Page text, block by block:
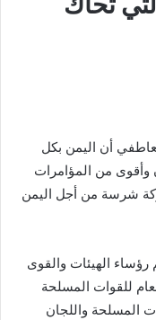
أن اليمن بكل
وأقوى من المؤامرات
شرسة من أجل اليمن
الهيئات والقوى
للقوات المسلحة
المسلحة واللجان